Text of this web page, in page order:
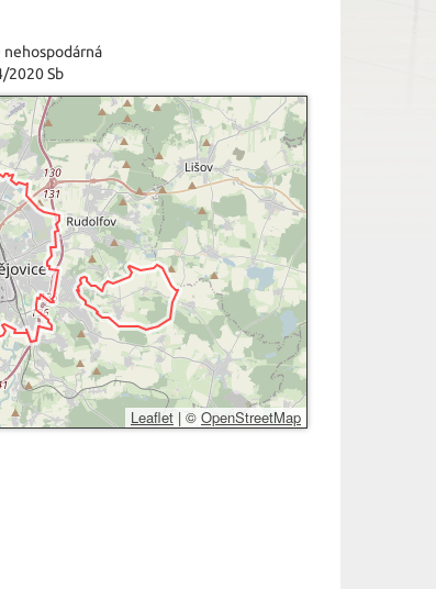
nehospodárná
2020 Sb
Leaflet | © OpenStreetMap